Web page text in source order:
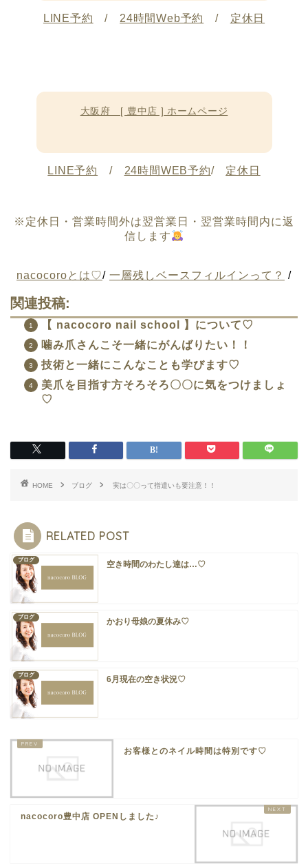
LINE予約 / 24時間Web予約 / 定休日
大阪府 [ 豊中店 ] ホームページ
LINE予約 / 24時間WEB予約/ 定休日
※定休日・営業時間外は翌営業日・翌営業時間内に返
信します
nacocoroとは♡/ 一層残しベースフィルインって？ /
関連投稿:
【 nacocoro nail school 】について♡
噛み爪さんこそ一緒にがんばりたい！！
技術と一緒にこんなことも学びます♡
美爪を目指す方そろそろ〇〇に気をつけましょ
♡
HOME ブログ 実は〇〇って指遣いも要注意！！
RELATED POST
ブログ 空き時間のわたし達は…♡
ブログ かおり母娘の夏休み♡
ブログ 6月現在の空き状況♡
お客様とのネイル時間は特別です♡
nacocoro豊中店 OPENしました♪
店舗紹介
メニュー・ご予約